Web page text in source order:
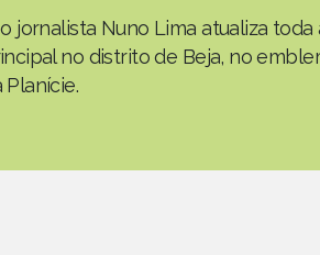
jornalista Nuno Lima atualiza
no distrito de Beja, no
Planície.